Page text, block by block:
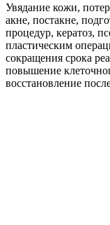
Увядание кожи,
акне, постакне,
процедур, кератоз,
пластическим
сокращения срока
повышение
восстановление